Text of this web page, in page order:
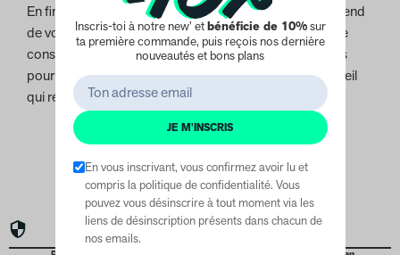
En fin de compte, le choix du meilleur vaporisateur dépend
de vos préférences personnelles et de vos habitudes de
consommation. Il est important de faire des recherches
pour comprendre les différences et de choisir un appareil
qui répond à vos besoins.
Inscris-toi à notre new’ etbénéficie de 10%sur
ta première commande, puis reçois nos dernière
nouveautés et bons plans
JE M'INSCRIS
En vous inscrivant, vous confirmez avoir lu et
compris la politique de confidentialité. Vous
pouvez vous désinscrire à tout moment via les
liens de désinscription présents dans chacun de
nos emails.